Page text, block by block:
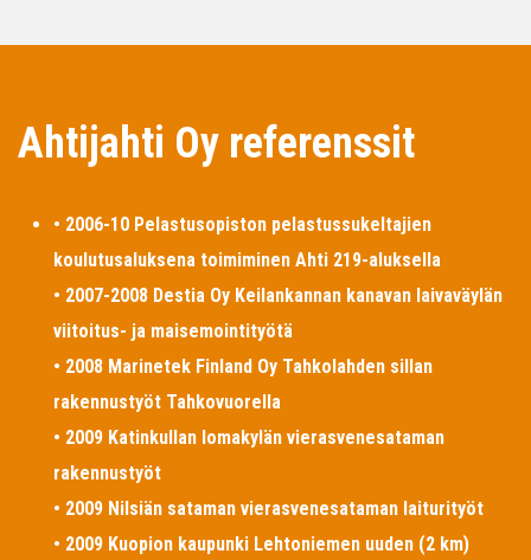
Ahtijahti Oy referenssit
• 2006-10 Pelastusopiston pelastussukeltajien
koulutusaluksena toimiminen Ahti 219-aluksella
• 2007-2008 Destia Oy Keilankannan kanavan laivaväylän
viitoitus- ja maisemointityötä
• 2008 Marinetek Finland Oy Tahkolahden sillan
rakennustyöt Tahkovuorella
• 2009 Katinkullan lomakylän vierasvenesataman
rakennustyöt
• 2009 Nilsiän sataman vierasvenesataman laiturityöt
• 2009 Kuopion kaupunki Lehtoniemen uuden (2 km)